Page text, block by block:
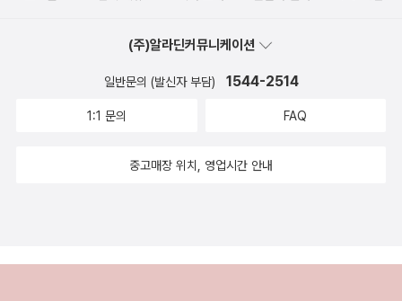
(주)알라딘커뮤니케이션
일반문의 (발신자 부담) 1544-2514
1:1 문의 FAQ
중고매장 위치, 영업시간 안내